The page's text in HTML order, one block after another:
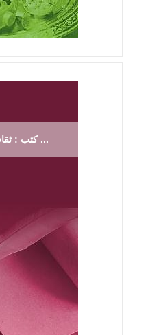
كتب : ثقافة، شعر ، موسيقى ...